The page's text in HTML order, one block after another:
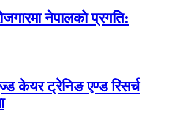
नेपालको प्रगति:
केयर ट्रेनिङ एण्ड रिसर्च